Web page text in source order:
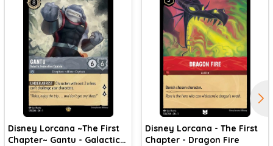
Disney Lorcana ~The First
Chapter~ Gantu - Galactic
Disney Lorcana - The First
Chapter - Dragon Fire